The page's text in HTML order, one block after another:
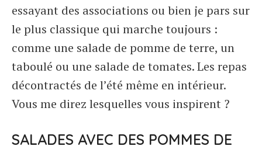
essayant des associations ou bien je pars sur
le plus classique qui marche toujours :
comme une salade de pomme de terre, un
taboulé ou une salade de tomates. Les repas
décontractés de l’été même en intérieur.
Vous me direz lesquelles vous inspirent ?
SALADES AVEC DES POMMES DE